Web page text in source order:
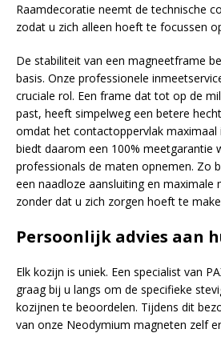
Raamdecoratie neemt de technische
zodat u zich alleen hoeft te focussen
De stabiliteit van een magneetframe
basis. Onze professionele
cruciale rol. Een frame dat tot op de
past, heeft simpelweg een betere
omdat het contactoppervlak maximaal
biedt daarom een 100% meetgarantie
professionals de maten opnemen. Zo
een naadloze aansluiting en maximale
zonder dat u zich zorgen hoeft te
Persoonlijk advies aan
Elk kozijn is uniek. Een specialist van
graag bij u langs om de specifieke
kozijnen te beoordelen. Tijdens dit
van onze Neodymium magneten zelf